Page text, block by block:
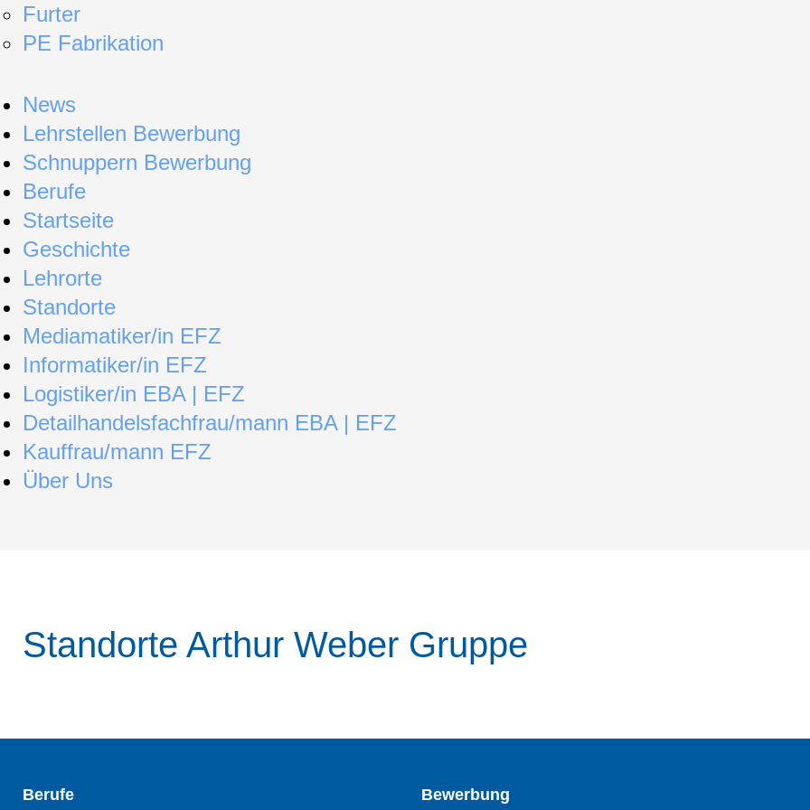
Furter
PE Fabrikation
News
Lehrstellen Bewerbung
Schnuppern Bewerbung
Berufe
Startseite
Geschichte
Lehrorte
Standorte
Mediamatiker/in EFZ
Informatiker/in EFZ
Logistiker/in EBA | EFZ
Detailhandelsfachfrau/mann EBA | EFZ
Kauffrau/mann EFZ
Über Uns
Standorte Arthur Weber Gruppe
Berufe
Bewerbung